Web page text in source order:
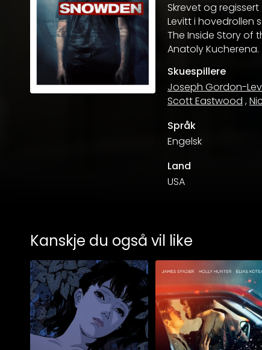
Skrevet og
Levitt i hovedrollen
The Inside Story of
Anatoly Kucherena.
Skuespillere
Joseph Gordon-
Scott Eastwood ,
Språk
Engelsk
Land
USA
Kanskje du også vil like